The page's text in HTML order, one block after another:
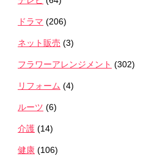
ドラマ (206)
ネット販売 (3)
フラワーアレンジメント (302)
リフォーム (4)
ルーツ (6)
介護 (14)
健康 (106)